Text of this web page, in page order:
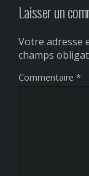
Laisser un
Votre adresse
champs
Commentaire *